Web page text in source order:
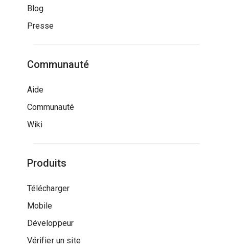
Blog
Presse
Communauté
Aide
Communauté
Wiki
Produits
Télécharger
Mobile
Développeur
Vérifier un site